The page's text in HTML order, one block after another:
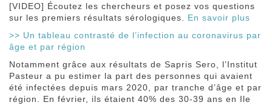
[VIDEO] Écoutez les chercheurs et posez vos questions
sur les premiers résultats sérologiques. En savoir plus
>> Un tableau contrasté de l’infection au coronavirus par
âge et par région
Notamment grâce aux résultats de Sapris Sero, l’Institut
Pasteur a pu estimer la part des personnes qui avaient
été infectées depuis mars 2020, par tranche d’âge et par
région. En février, ils étaient 40% des 30-39 ans en Ile